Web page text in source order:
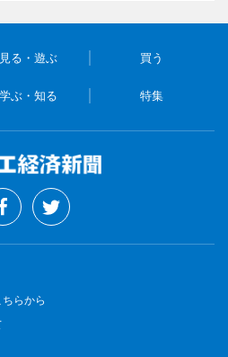
見る・遊ぶ 買う
学ぶ・知る 特集
らから